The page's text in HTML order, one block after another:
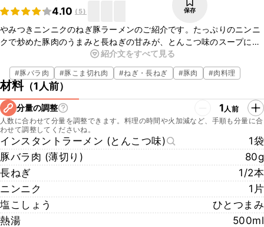
4.10 ( 5) 保存
やみつきニンニクのねぎ豚ラーメンのご紹介です。たっぷりのニンニ
クで炒めた豚肉のうまみと長ねぎの甘みが、とんこつ味のスープに相
性抜群で、一度食べたら箸が止まらなくなること間違いなしです。ニ
ンニクの風味がしっかりと効いているので、添付のスープを半分にし
てもおいしく食べられますよ。簡単にお作りいただけますので、ぜひ
お試しくださいね。
紹介文をすべて見る
#豚バラ肉 #豚こま切れ肉 #ねぎ・長ねぎ #豚肉 #肉料理
材料（1人前）
分量の調整 1人前
人数に合わせて分量を調整できます。料理の時間や火加減など、手順も分量に合
わせて調整してくださいね。
インスタントラーメン (とんこつ味)
1袋
豚バラ肉 (薄切り)
80g
長ねぎ
1/2本
ニンニク
1片
塩こしょう
ひとつまみ
熱湯
500ml